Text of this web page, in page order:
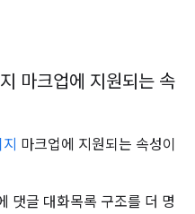
마크업에 지원되는 속
마크업에 지원되는 속성이
댓글 대화목록 구조를 더 명